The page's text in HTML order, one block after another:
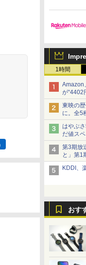
1時間
Amazon
が“4402
東映の
に。全5
はやぶ
だ値ス
ねっと
第3期放
と」第1
で順次
KDDI、
おす